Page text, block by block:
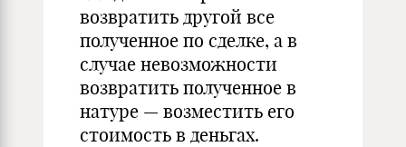
возвратить другой все
полученное по сделке, а в
случае невозможности
возвратить полученное в
натуре — возместить его
стоимость в деньгах.